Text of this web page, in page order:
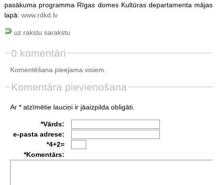
pasākuma programma Rīgas domes Kultūras departamenta mājas
lapā: www.rdkd.lv
uz rakstu sarakstu
0 komentāri
Komentēšana pieejama visiem.
Komentāra pievienošana
Ar * atzīmētie lauciņi ir jāaizpilda obligāti.
*Vārds:
e-pasta adrese:
*4+2=
*Komentārs: